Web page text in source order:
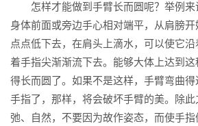
怎样才能做到手臂长而圆呢？举例来
身体前面或旁边手心相对端平，从肩膀
点点低下去，在肩头上滴水，可以使它
着手指尖渐渐流下去。能够大体上达到
得长而圆了。如果不是这样，手臂弯曲得
手指了，那样，将会破坏手臂的美。除
弛、自然，不要因为故作姿态，而使手指